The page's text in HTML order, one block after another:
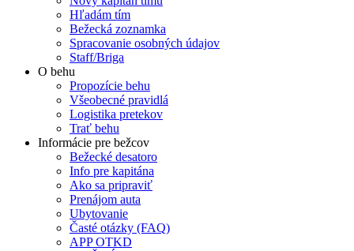
Hľadám tím
Bežecká zoznamka
Spracovanie osobných údajov
Staff/Briga
O behu
Propozície behu
Všeobecné pravidlá
Logistika pretekov
Trať behu
Informácie pre bežcov
Bežecké desatoro
Info pre kapitána
Ako sa pripraviť
Prenájom auta
Ubytovanie
Časté otázky (FAQ)
APP OTKD